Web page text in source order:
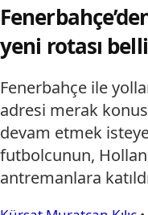
yeni rotası
Fenerbahçe ile
adresi merak
devam etmek
futbolcunun,
antremanlara